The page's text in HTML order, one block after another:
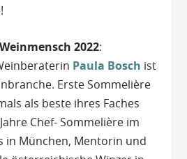
2022:
Paula Bosch ist
Erste Sommelière
als beste ihres Faches
Chef- Sommelière im
in München, Mentorin und